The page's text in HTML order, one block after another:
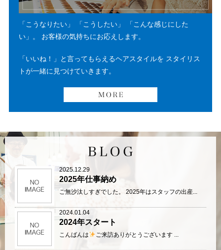
「こうなりたい」 「こうしたい」
「こんな感じにした
い」。
お客様の気持ちにお応えします。
「いいね！」と言ってもらえるヘアスタイルを スタイリス
トが一緒に見つけていきます。
2025.12.29
2025年仕事納め
ご無沙汰しすぎでした。 2025年はスタッフの出産...
2024.01.04
2024年スタート
こんばんは ご来訪ありがとうございます ...